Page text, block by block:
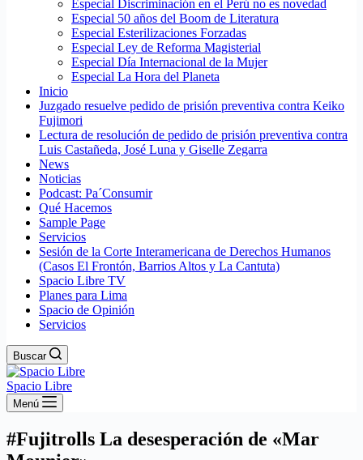
Especial Discriminación en el Perú no es novedad
Especial 50 años del Boom de Literatura
Especial Esterilizaciones Forzadas
Especial Ley de Reforma Magisterial
Especial Día Internacional de la Mujer
Especial La Hora del Planeta
Inicio
Juzgado resuelve pedido de prisión preventiva contra Keiko
Fujimori
Lectura de resolución de pedido de prisión preventiva contra
Luis Castañeda, José Luna y Giselle Zegarra
News
Noticias
Podcast: Pa´Consumir
Qué Hacemos
Sample Page
Servicios
Sesión de la Corte Interamericana de Derechos Humanos
(Casos El Frontón, Barrios Altos y La Cantuta)
Spacio Libre TV
Planes para Lima
Spacio de Opinión
Servicios
Buscar
Spacio Libre
Menú
#Fujitrolls La desesperación de «Mar